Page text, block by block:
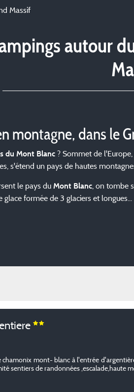
Massif
autour
montagne, dans le
du Mont Blanc ? Sommet de
s'étend un pays de hautes
le pays du Mont Blanc, on tombe
formée de 3 glaciers et longues...
chamonix mont- blanc à l'entrée
sentiers de randonnées ,escalade,haute